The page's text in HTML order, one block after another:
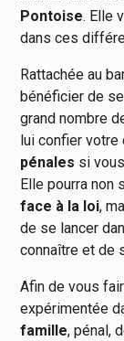
Pontoise. Elle
dans ces
Rattachée au
bénéficier de
grand nombre
lui confier
pénales si
Elle pourra non
face à la loi,
de se lancer
connaître et de
Afin de vous
expérimentée
famille, pénal,